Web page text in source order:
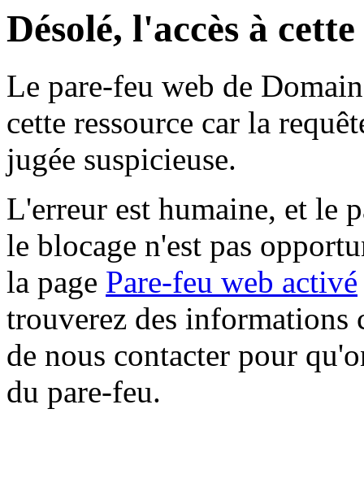
Désolé, l'accès à
Le pare-feu web de
cette ressource car la
jugée suspicieuse.
L'erreur est humaine, et le
le blocage n'est pas
la page Pare-feu web activé
trouverez des informations
de nous contacter pour
du pare-feu.